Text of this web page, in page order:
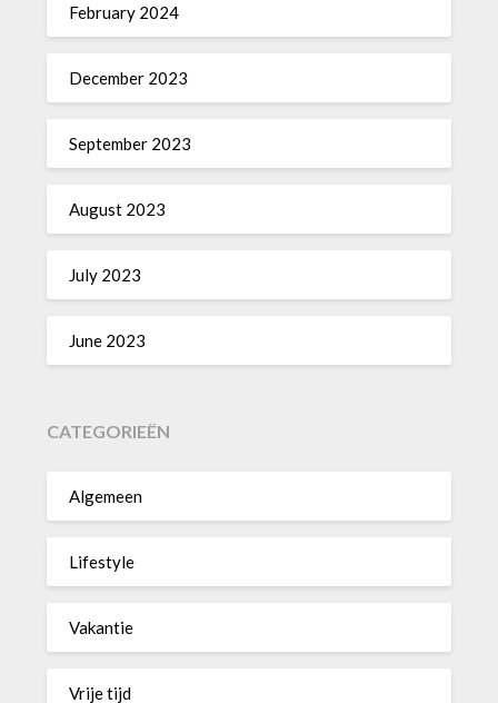
February 2024
December 2023
September 2023
August 2023
July 2023
June 2023
CATEGORIEËN
Algemeen
Lifestyle
Vakantie
Vrije tijd